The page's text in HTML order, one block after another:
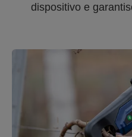
dispositivo e